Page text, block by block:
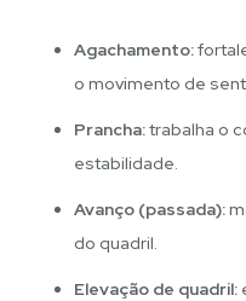
Agachamento:
o movimento de
Prancha:trabalha o
estabilidade.
Avanço (passada):
do quadril.
Elevação de quadril: